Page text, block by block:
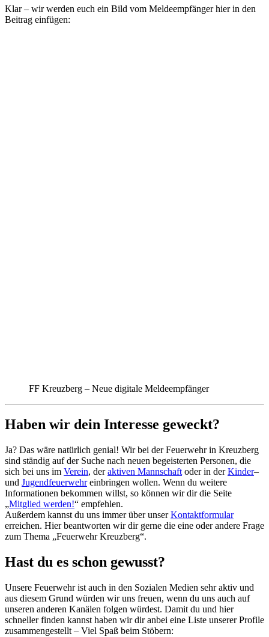
Klar – wir werden euch ein Bild vom Meldeempfänger hier in den
Beitrag einfügen:
FF Kreuzberg – Neue digitale Meldeempfänger
Haben wir dein Interesse geweckt?
Ja? Das wäre natürlich genial! Wir bei der Feuerwehr in Kreuzberg
sind ständig auf der Suche nach neuen begeisterten Personen, die
sich bei uns im Verein, deraktiven Mannschaft oder in derKinder–
und Jugendfeuerwehreinbringen wollen. Wenn du weitere
Informationen bekommen willst, so können wir dir die Seite
„Mitglied werden!“ empfehlen.
Außerdem kannst du uns immer über unserKontaktformular
erreichen. Hier beantworten wir dir gerne die eine oder andere Frage
zum Thema „Feuerwehr Kreuzberg“.
Hast du es schon gewusst?
Unsere Feuerwehr ist auch in den Sozialen Medien sehr aktiv und
aus diesem Grund würden wir uns freuen, wenn du uns auch auf
unseren anderen Kanälen folgen würdest. Damit du und hier
schneller finden kannst haben wir dir anbei eine Liste unserer Profile
zusammengestellt – Viel Spaß beim Stöbern: